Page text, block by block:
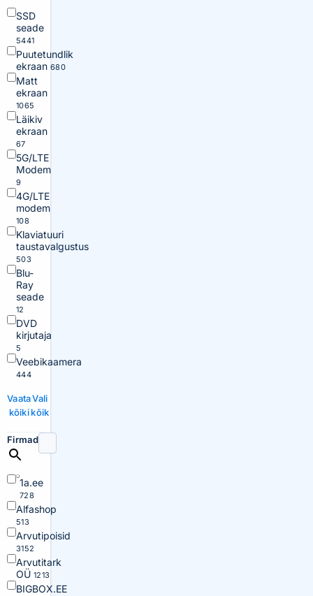
SSD
seade
5441
Puutetundlik
ekraan 680
Matt
ekraan
1065
Läikiv
ekraan
67
5G/LTE
Modem
9
4G/LTE
modem
108
Klaviatuuri
taustavalgustus
503
Blu-
Ray
seade
12
DVD
kirjutaja
5
Veebikaamera
444
Vaata
kõiki
Vali
kõik
Firmad
1a.ee
728
Alfashop
513
Arvutipoisid
3152
Arvutitark
OÜ 1213
BIGBOX.EE